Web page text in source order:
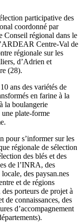
participative des
coordonné par
Conseil régional dans le
Centre-Val de
régionale sur les
d’Adrien et
(28).
ans des variétés de
en farine à la
la boulangerie
une plate-forme
pour s’informer sur les
régionale de sélection
des blés et des
de l’INRA, des
des paysan.nes
et de régions
porteurs de projet à
de connaissances, des
d’accompagnement